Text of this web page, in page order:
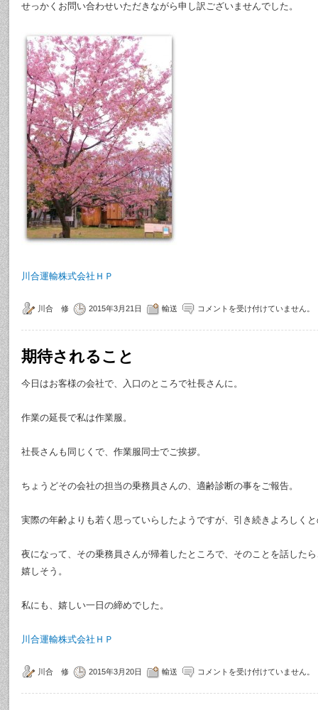
せっかくお問い合わせいただきながら申し訳ございませんでした。
川合運輸株式会社ＨＰ
川合 修 2015年3月21日 輸送 コメントを受け付けていません。
期待されること
今日はお客様の会社で、入口のところで社長さんに。
作業の延長で私は作業服。
社長さんも同じくで、作業服同士でご挨拶。
ちょうどその会社の担当の乗務員さんの、適齢診断の事をご報告。
実際の年齢よりも若く思っていらしたようですが、引き続きよろしく
夜になって、その乗務員さんが帰着したところで、そのことを話した
嬉しそう。
私にも、嬉しい一日の締めでした。
川合運輸株式会社ＨＰ
川合 修 2015年3月20日 輸送 コメントを受け付けていません。